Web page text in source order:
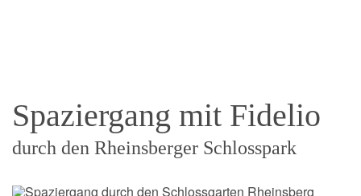
Spaziergang mit Fidelio
durch den Rheinsberger Schlosspark